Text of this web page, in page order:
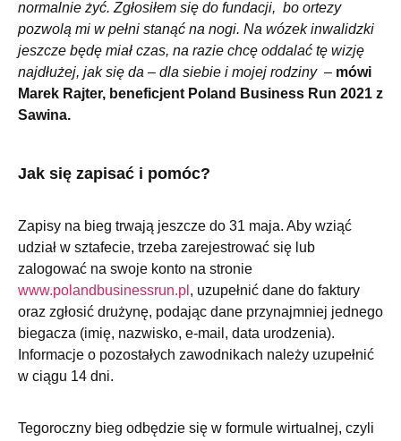
normalnie żyć. Zgłosiłem się do fundacji, bo ortezy
pozwolą mi w pełni stanąć na nogi. Na wózek inwalidzki
jeszcze będę miał czas, na razie chcę oddalać tę wizję
najdłużej, jak się da – dla siebie i mojej rodziny – mówi
Marek Rajter, beneficjent Poland Business Run 2021 z
Sawina.
Jak się zapisać i pomóc?
Zapisy na bieg trwają jeszcze do 31 maja. Aby wziąć
udział w sztafecie, trzeba zarejestrować się lub
zalogować na swoje konto na stronie
www.polandbusinessrun.pl , uzupełnić dane do faktury
oraz zgłosić drużynę, podając dane przynajmniej jednego
biegacza (imię, nazwisko, e-mail, data urodzenia).
Informacje o pozostałych zawodnikach należy uzupełnić
w ciągu 14 dni.
Tegoroczny bieg odbędzie się w formule wirtualnej, czyli